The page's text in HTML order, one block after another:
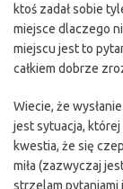
ktoś zadał sobie
miejsce dlaczego
miejscu jest to
całkiem dobrze
Wiecie, że
jest sytuacja,
kwestia, że się
miła (zazwyczaj
strzelam pytaniami